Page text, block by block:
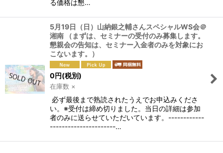
る価格は懇…
5月19日（日）山納銀之輔さんスペシャルWS会＠
湘南 （まずは、セミナーの受付のみ募集します。
懇親会の告知は、セミナー入金者のみを対象にお
こないます。）
0円(税別)
在庫数 ×
必ず最後まで熟読されたうえでお申込みくださ
い。※受付は締め切りました。当日の詳細は参加
者のみに送らせていただいています。------------
----------------------…